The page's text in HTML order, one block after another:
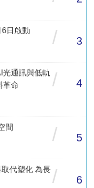
日啟動
/ 3
通訊與低軌
革命
/ 4
間
/ 5
代塑化 為長 / 6